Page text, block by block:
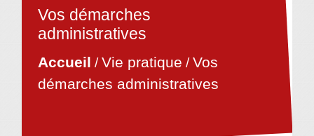
Vos démarches
administratives
Accueil /Vie pratique /Vos
démarches administratives